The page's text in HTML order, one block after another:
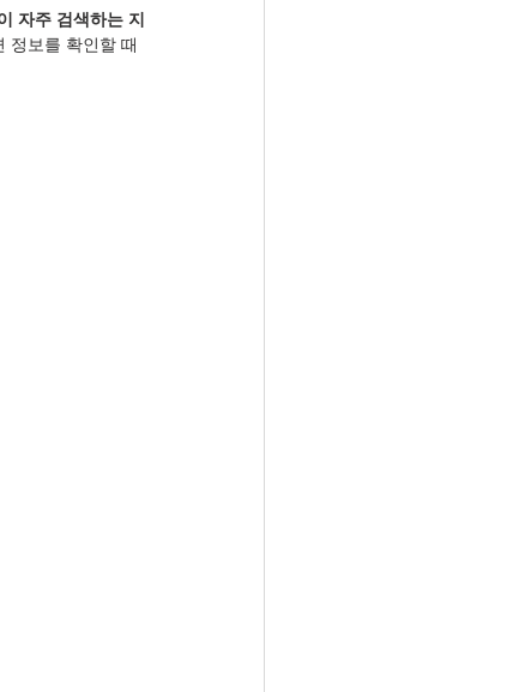
자주 검색하는 지
정보를 확인할 때